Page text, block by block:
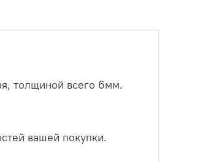
толщиной всего 6мм.
вашей покупки.